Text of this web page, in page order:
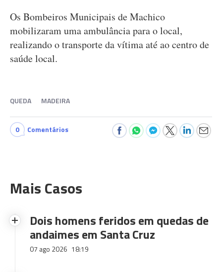
Os Bombeiros Municipais de Machico
mobilizaram uma ambulância para o local,
realizando o transporte da vítima até ao centro de
saúde local.
QUEDA MADEIRA
0 Comentários
Mais Casos
Dois homens feridos em quedas de
andaimes em Santa Cruz
07 ago 2026 18:19